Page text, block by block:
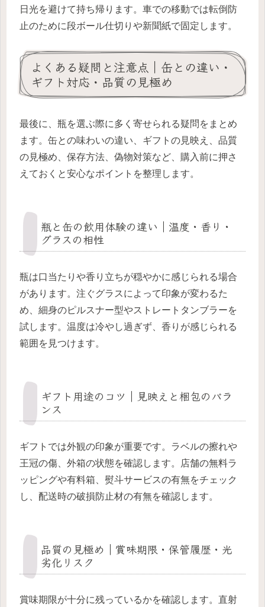
日光を避けて持ち帰ります。車での移動では転倒防
止のために段ボール仕切りや新聞紙で固定します。
よくある疑問と注意点｜缶との違い・
ギフト対応・品質の見極め
最後に、瓶を選ぶ際に多く寄せられる疑問をまとめ
ます。缶との味わいの違い、ギフトの見映え、品質
の見極め、保存方法、偽物対策など、購入前に押さ
えておくと安心なポイントを整理します。
瓶と缶の飲用体験の違い｜温度・香り・
グラスの相性
瓶は口当たりや香り立ちが穏やかに感じられる場合
があります。注ぐグラスによって印象が変わるた
め、細身のピルスナー型やストレートタンブラーを
試します。温度は冷やし過ぎず、香りが感じられる
範囲を見つけます。
ギフト用途のコツ｜見映えと梱包のバラ
ンス
ギフトでは外観の印象が重要です。ラベルの擦れや
王冠の傷、外箱の状態を確認します。店舗の無料ラ
ッピングや有料箱、熨斗サービスの有無をチェック
し、配送時の破損防止材の有無を確認します。
品質の見極め｜賞味期限・保管履歴・光
劣化リスク
賞味期限が十分に残っているかを確認します。直射